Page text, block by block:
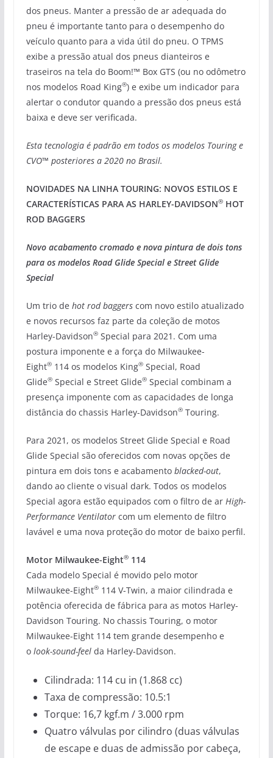
dos pneus. Manter a pressão de ar adequada do
pneu é importante tanto para o desempenho do
veículo quanto para a vida útil do pneu. O TPMS
exibe a pressão atual dos pneus dianteiros e
traseiros na tela do Boom!™ Box GTS (ou no odômetro
nos modelos Road King®) e exibe um indicador para
alertar o condutor quando a pressão dos pneus está
baixa e deve ser verificada.
Esta tecnologia é padrão em todos os modelos Touring e
CVO™ posteriores a 2020 no Brasil.
NOVIDADES NA LINHA TOURING: NOVOS ESTILOS E
CARACTERÍSTICAS PARA AS HARLEY-DAVIDSON®HOT
ROD BAGGERS
Novo acabamento cromado e nova pintura de dois tons
para os modelos Road Glide Special e Street Glide
Special
Um trio de hot rod baggerscom novo estilo atualizado
e novos recursos faz parte da coleção de motos
Harley-Davidson®Special para 2021. Com uma
postura imponente e a força do Milwaukee-
Eight®114 os modelos King®Special, Road
Glide®Special e Street Glide®Special combinam a
presença imponente com as capacidades de longa
distância do chassis Harley-Davidson®Touring.
Para 2021, os modelos Street Glide Special e Road
Glide Special são oferecidos com novas opções de
pintura em dois tons e acabamento blacked-out,
dando ao cliente o visual dark. Todos os modelos
Special agora estão equipados com o filtro de ar High-
Performance Ventilatorcom um elemento de filtro
lavável e uma nova proteção do motor de baixo perfil.
Motor Milwaukee-Eight®114
Cada modelo Special é movido pelo motor
Milwaukee-Eight®114 V-Twin, a maior cilindrada e
potência oferecida de fábrica para as motos Harley-
Davidson Touring. No chassis Touring, o motor
Milwaukee-Eight 114 tem grande desempenho e
o look-sound-feelda Harley-Davidson.
Cilindrada: 114 cu in (1.868 cc)
Taxa de compressão: 10.5:1
Torque: 16,7 kgf.m / 3.000 rpm
Quatro válvulas por cilindro (duas válvulas
de escape e duas de admissão por cabeça,